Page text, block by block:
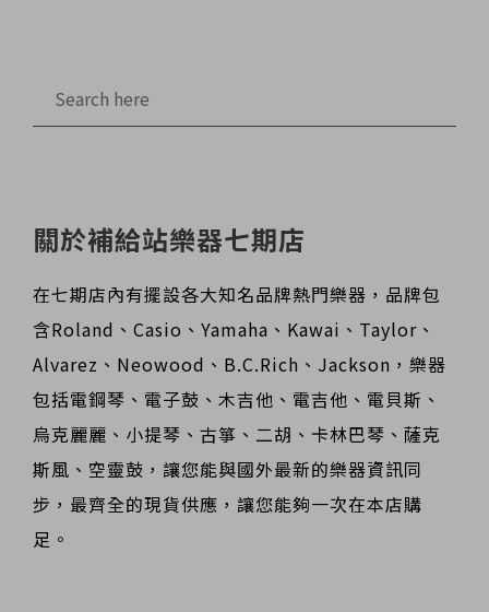
關於補給站樂器七期店
在七期店內有擺設各大知名品牌熱門樂器，品牌包
含Roland、Casio、Yamaha、Kawai、Taylor、
Alvarez、Neowood、B.C.Rich、Jackson，樂器
包括電鋼琴、電子鼓、木吉他、電吉他、電貝斯、
烏克麗麗、小提琴、古箏、二胡、卡林巴琴、薩克
斯風、空靈鼓，讓您能與國外最新的樂器資訊同
步，最齊全的現貨供應，讓您能夠一次在本店購
足。